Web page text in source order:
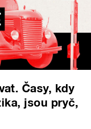
Časy, kdy
jsou pryč,